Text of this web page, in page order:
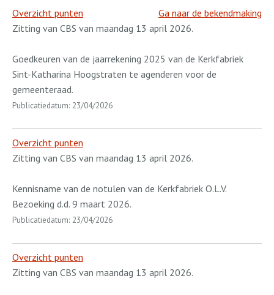
Overzicht punten
Ga naar de bekendmaking
Zitting van CBS van maandag 13 april 2026.
Goedkeuren van de jaarrekening 2025 van de Kerkfabriek
Sint-Katharina Hoogstraten te agenderen voor de
gemeenteraad.
Publicatiedatum: 23/04/2026
Overzicht punten
Zitting van CBS van maandag 13 april 2026.
Kennisname van de notulen van de Kerkfabriek O.L.V.
Bezoeking d.d. 9 maart 2026.
Publicatiedatum: 23/04/2026
Overzicht punten
Zitting van CBS van maandag 13 april 2026.